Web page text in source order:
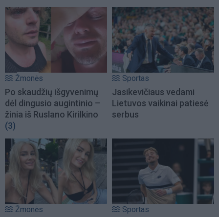
Žmonės
Po skaudžių išgyvenimų
dėl dingusio augintinio –
žinia iš Ruslano Kirilkino
(3)
Sportas
Jasikevičiaus vedami
Lietuvos vaikinai patiesė
serbus
Žmonės Sportas